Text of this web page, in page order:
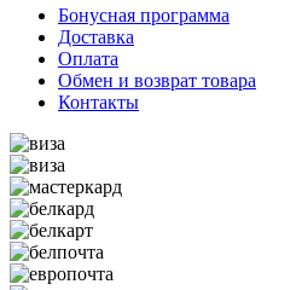
Бонусная программа
Доставка
Оплата
Обмен и возврат товара
Контакты